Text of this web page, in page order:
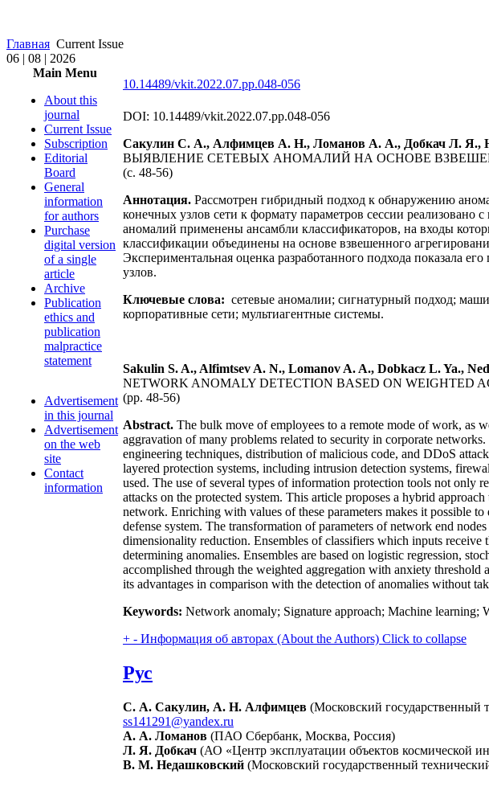
Главная Current Issue
06 | 08 | 2026
Main Menu
About this
journal
Current Issue
Subscription
Editorial
Board
General
information
for authors
Purchase
digital version
of a single
article
Archive
Publication
ethics and
publication
malpractice
statement
Advertisement
in this journal
Advertisement
on the web
site
Contact
information
10.14489/vkit.2022.07.pp.048-056
DOI: 10.14489/vkit.2022.07.pp.048-056
Сакулин С. А., Алфимцев А. Н., Ломанов А. А., Добкач Л. Я.,
ВЫЯВЛЕНИЕ СЕТЕВЫХ АНОМАЛИЙ НА ОСНОВЕ
(с. 48-56)
Аннотация. Рассмотрен гибридный подход к обнаружению
конечных узлов сети к формату параметров сессии
аномалий применены ансамбли классификаторов, на входы
классификации объединены на основе взвешенного
Экспериментальная оценка разработанного подхода показала
узлов.
Ключевые слова: сетевые аномалии; сигнатурный подход;
корпоративные сети; мультиагентные системы.
Sakulin S. A., Alfimtsev A. N., Lomanov A. A., Dobkacz L. Ya.,
NETWORK ANOMALY DETECTION BASED ON WEIGHTED
(pp. 48-56)
Abstract. The bulk move of employees to a remote mode of work, as
aggravation of many problems related to security in corporate
engineering techniques, distribution of malicious code, and DDoS
layered protection systems, including intrusion detection systems,
used. The use of several types of information protection tools not only
attacks on the protected system. This article proposes a hybrid
network. Enriching with values of these parameters makes it possible
defense system. The transformation of parameters of network end
dimensionality reduction. Ensembles of classifiers which inputs receive
determining anomalies. Ensembles are based on logistic regression,
accomplished through the weighted aggregation with anxiety
its advantages in comparison with the detection of anomalies without
Keywords: Network anomaly; Signature approach; Machine learning;
+ - Информация об авторах (About the Authors) Click to collapse
Рус
С. А. Сакулин, А. Н. Алфимцев (Московский государственный
ss141291@yandex.ru
А. А. Ломанов (ПАО Сбербанк, Москва, Россия)
Л. Я. Добкач (АО «Центр эксплуатации объектов космической
В. М. Недашковский (Московский государственный